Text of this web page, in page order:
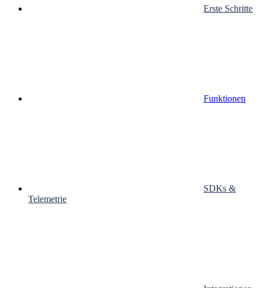
Erste Schritte
Funktionen
SDKs &
Telemetrie